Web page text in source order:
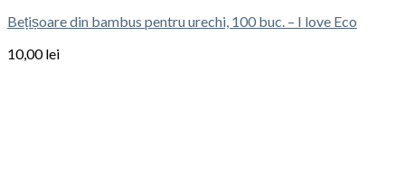
Bețișoare din bambus pentru urechi, 100 buc. – I love Eco
10,00lei